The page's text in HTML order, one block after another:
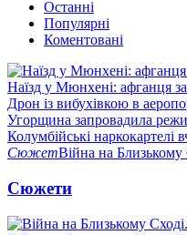
Останні
Популярні
Коментовані
Наїзд у Мюнхені: афганця
Дрон із вибухівкою в
Угорщина запровадила
Колумбійські наркокартелі
СюжетВійна на
Сюжети